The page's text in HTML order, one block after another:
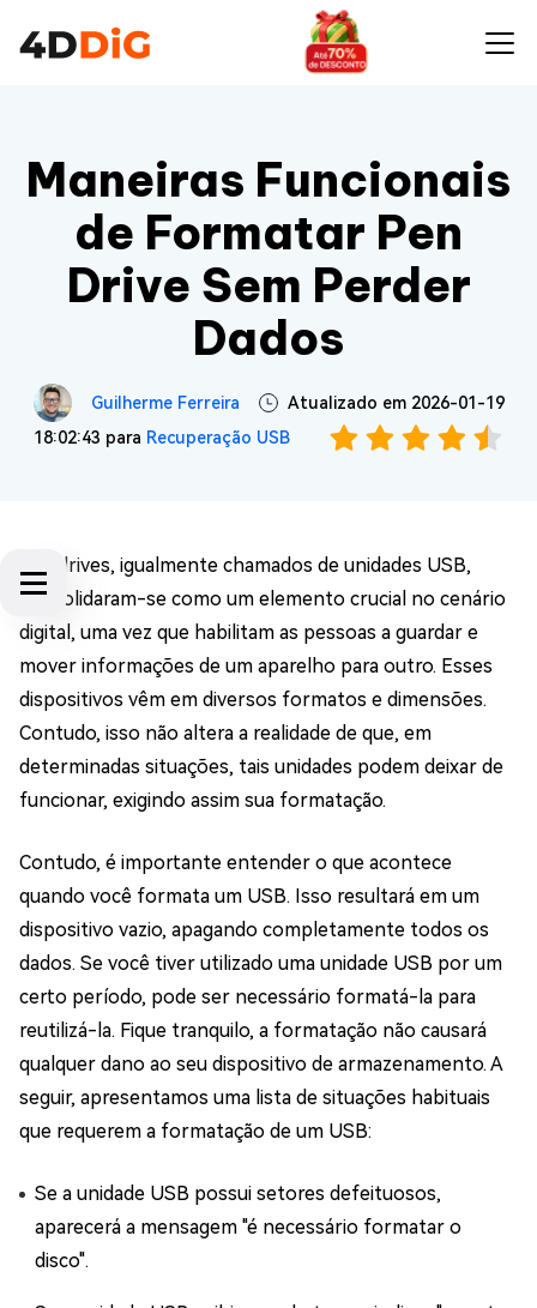
Maneiras Funcionais
de Formatar Pen
Drive Sem Perder
Dados
Guilherme Ferreira
Atualizado em 2026-01-19
18:02:43 para Recuperação USB
Pen drives, igualmente chamados de unidades USB,
consolidaram-se como um elemento crucial no cenário
digital, uma vez que habilitam as pessoas a guardar e
mover informações de um aparelho para outro. Esses
dispositivos vêm em diversos formatos e dimensões.
Contudo, isso não altera a realidade de que, em
determinadas situações, tais unidades podem deixar de
funcionar, exigindo assim sua formatação.
Contudo, é importante entender o que acontece
quando você formata um USB. Isso resultará em um
dispositivo vazio, apagando completamente todos os
dados. Se você tiver utilizado uma unidade USB por um
certo período, pode ser necessário formatá-la para
reutilizá-la. Fique tranquilo, a formatação não causará
qualquer dano ao seu dispositivo de armazenamento. A
seguir, apresentamos uma lista de situações habituais
que requerem a formatação de um USB:
Se a unidade USB possui setores defeituosos,
aparecerá a mensagem "é necessário formatar o
disco".